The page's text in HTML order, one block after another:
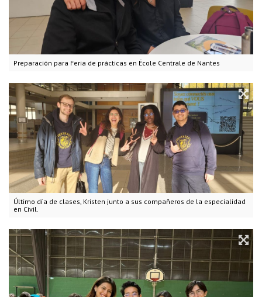
Preparación para Feria de prácticas en École Centrale de Nantes
Último día de clases, Kristen junto a sus compañeros de la especialidad
en Civil.